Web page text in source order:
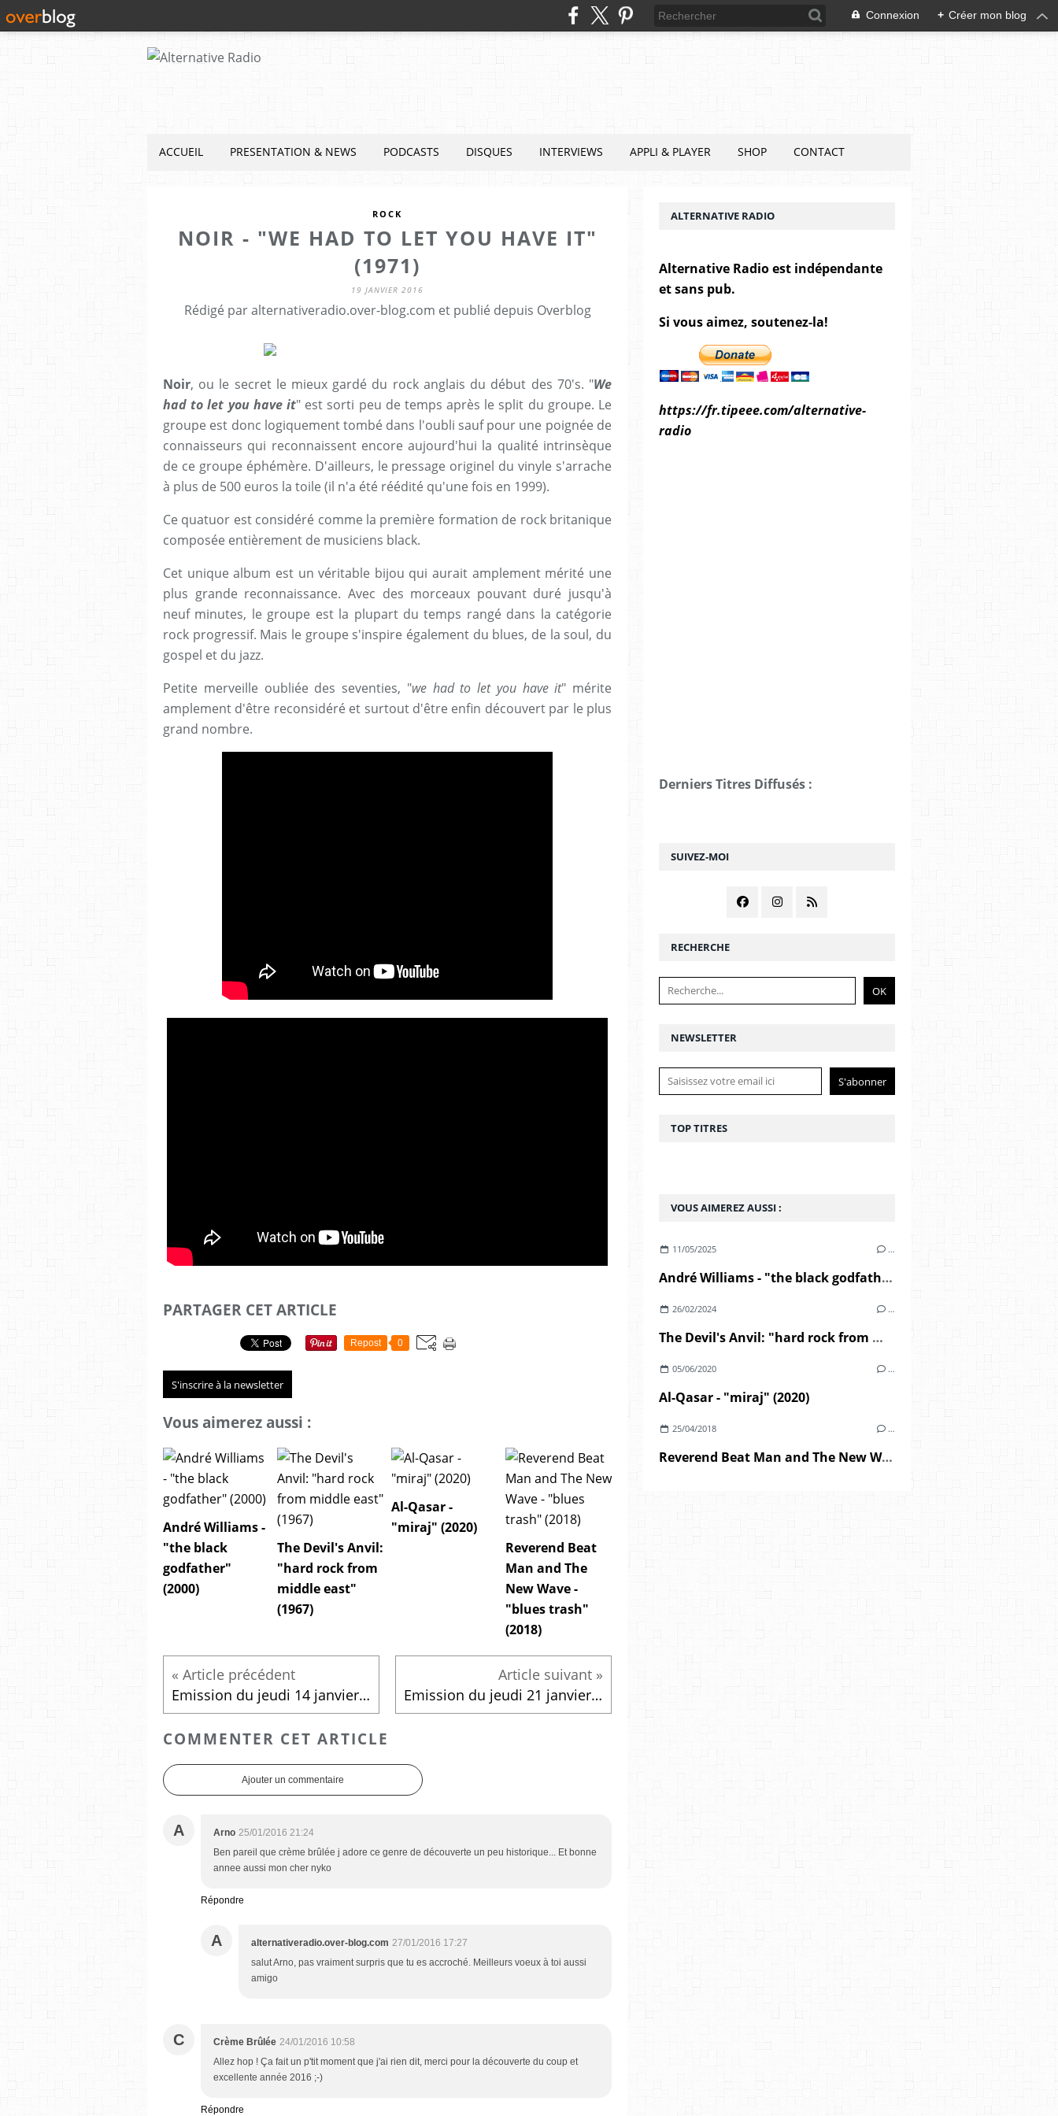
Connexion + Créer mon blog
ACCUEIL PRESENTATION & NEWS PODCASTS DISQUES INTERVIEWS APPLI & PLAYER SHOP CONTACT
ROCK
NOIR - "WE HAD TO LET YOU HAVE IT"
(1971)
19 JANVIER 2016
Rédigé par alternativeradio.over-blog.com et publié depuis Overblog
Noir, ou le secret le mieux gardé du rock anglais du début des 70's. "We
had to let you have it" est sorti peu de temps après le split du groupe. Le
groupe est donc logiquement tombé dans l'oubli sauf pour une poignée de
connaisseurs qui reconnaissent encore aujourd'hui la qualité intrinsèque
de ce groupe éphémère. D'ailleurs, le pressage originel du vinyle s'arrache
à plus de 500 euros la toile (il n'a été réédité qu'une fois en 1999).
Ce quatuor est considéré comme la première formation de rock britanique
composée entièrement de musiciens black.
Cet unique album est un véritable bijou qui aurait amplement mérité une
plus grande reconnaissance. Avec des morceaux pouvant duré jusqu'à
neuf minutes, le groupe est la plupart du temps rangé dans la catégorie
rock progressif. Mais le groupe s'inspire également du blues, de la soul, du
gospel et du jazz.
Petite merveille oubliée des seventies, "we had to let you have it" mérite
amplement d'être reconsidéré et surtout d'être enfin découvert par le plus
grand nombre.
PARTAGER CET ARTICLE
Repost 0
S'inscrire à la newsletter
Vous aimerez aussi :
André Williams -
"the black
godfather"
(2000)
The Devil's Anvil:
"hard rock from
middle east"
(1967)
Al-Qasar -
"miraj" (2020)
Reverend Beat
Man and The
New Wave -
"blues trash"
(2018)
Emission du jeudi 14 janvier 2016 Emission du jeudi 21 janvier 2016
COMMENTER CET ARTICLE
Ajouter un commentaire
A Arno 25/01/2016 21:24
Ben pareil que crème brûlée j adore ce genre de découverte un peu historique... Et bonne
annee aussi mon cher nyko
Répondre
A alternativeradio.over-blog.com 27/01/2016 17:27
salut Arno, pas vraiment surpris que tu es accroché. Meilleurs voeux à toi aussi
amigo
C Crème Brûlée 24/01/2016 10:58
Allez hop ! Ça fait un p'tit moment que j'ai rien dit, merci pour la découverte du coup et
excellente année 2016 ;-)
Répondre
NEWSLETTER
SUIVEZ-MOI
RECHERCHE
VOUS AIMEREZ AUSSI :
11/05/2025 …
André Williams - "the black godfather" (2000)
26/02/2024 …
The Devil's Anvil: "hard rock from middle east" (1967)
05/06/2020 …
Al-Qasar - "miraj" (2020)
25/04/2018 …
Reverend Beat Man and The New Wave - "blues trash" (2018)
ALTERNATIVE RADIO
Alternative Radio est indépendante
et sans pub.
Si vous aimez, soutenez-la!
https://fr.tipeee.com/alternative-
radio
Derniers Titres Diffusés :
TOP TITRES